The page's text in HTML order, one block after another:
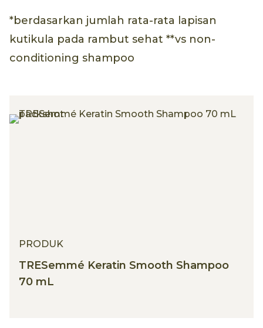
*berdasarkan jumlah rata-rata lapisan
kutikula pada rambut sehat **vs non-
conditioning shampoo
PRODUK
TRESemmé Keratin Smooth Shampoo
70 mL